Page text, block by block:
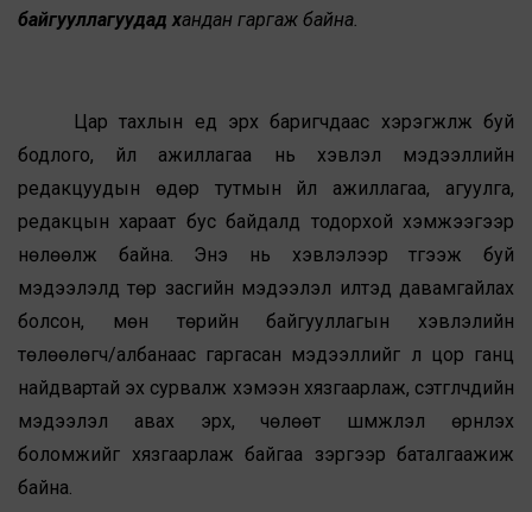
байгууллагуудад хандан гаргаж байна.
Цар тахлын үед эрх баригчдаас хэрэгжүүлж буй
бодлого, үйл ажиллагаа нь хэвлэл мэдээллийн
редакцуудын өдөр тутмын үйл ажиллагаа, агуулга,
редакцын хараат бус байдалд тодорхой хэмжээгээр
нөлөөлж байна. Энэ нь хэвлэлээр түгээж буй
мэдээлэлд төр засгийн мэдээлэл илтэд давамгайлах
болсон, мөн төрийн байгууллагын хэвлэлийн
төлөөлөгч/албанаас гаргасан мэдээллийг л цор ганц
найдвартай эх сурвалж хэмээн хязгаарлаж, сэтгүүлчдийн
мэдээлэл авах эрх, чөлөөт шүүмжлэл өрнүүлэх
боломжийг хязгаарлаж байгаа зэргээр баталгаажиж
байна.